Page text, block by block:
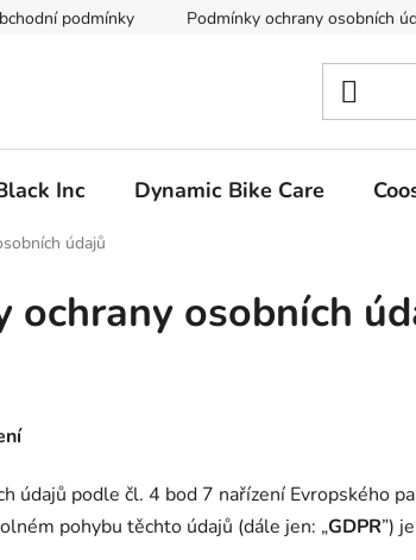
podmínky Podmínky ochrany osobních
Inc Dynamic Bike Care
údajů
ochrany osobních
údajů podle čl. 4 bod 7 nařízení Evropského
pohybu těchto údajů (dále jen: „GDPR”)